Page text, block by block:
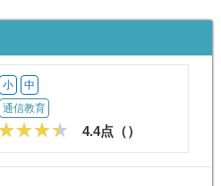
小 中
通信教育
4.4点（）